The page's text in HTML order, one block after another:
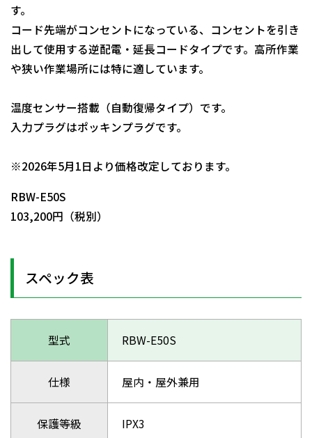
す。
コード先端がコンセントになっている、コンセントを引き
出して使用する逆配電・延長コードタイプです。高所作業
や狭い作業場所には特に適しています。
温度センサー搭載（自動復帰タイプ）です。
入力プラグはポッキンプラグです。
※2026年5月1日より価格改定しております。
RBW-E50S
103,200円（税別）
スペック表
型式 RBW-E50S
仕様 屋内・屋外兼用
保護等級 IPX3